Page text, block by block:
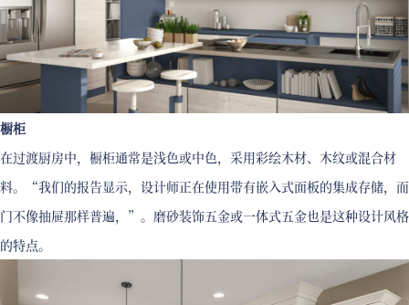
橱柜
在过渡厨房中，橱柜通常是浅色或中色，采用彩绘木材、木纹或混合材
料。“我们的报告显示，设计师正在使用带有嵌入式面板的集成存储，而
门不像抽屉那样普遍，”。磨砂装饰五金或一体式五金也是这种设计风格
的特点。